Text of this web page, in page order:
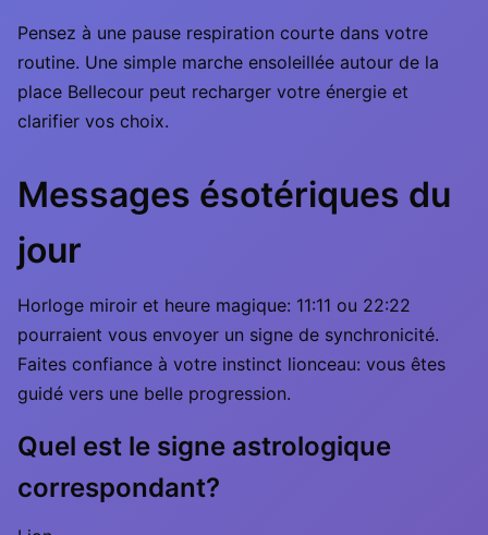
Pensez à une pause respiration courte dans votre
routine. Une simple marche ensoleillée autour de la
place Bellecour peut recharger votre énergie et
clarifier vos choix.
Messages ésotériques du
jour
Horloge miroir et heure magique: 11:11 ou 22:22
pourraient vous envoyer un signe de synchronicité.
Faites confiance à votre instinct lionceau: vous êtes
guidé vers une belle progression.
Quel est le signe astrologique
correspondant?